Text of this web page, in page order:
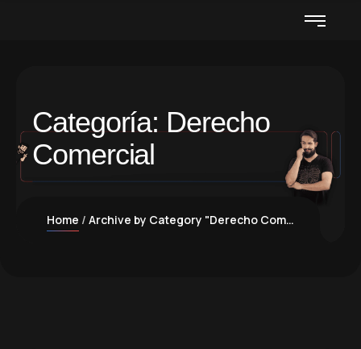
Categoría: Derecho
Comercial
Home Archive by Category "Derecho Comercial"